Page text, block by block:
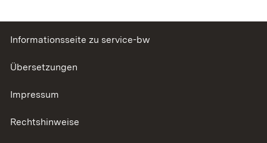
Informationsseite zu service-bw
Übersetzungen
Impressum
Rechtshinweise